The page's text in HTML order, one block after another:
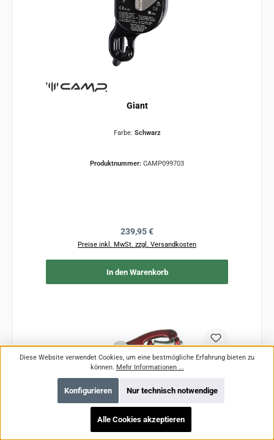
Giant
Farbe: Schwarz
Produktnummer: CAMP099703
Regulärer Preis:
239,95 €
Preise inkl. MwSt. zzgl. Versandkosten
In den Warenkorb
Diese Website verwendet Cookies, um eine bestmögliche Erfahrung bieten zu
können. Mehr Informationen ...
Nur technisch notwendige
Konfigurieren
Alle Cookies akzeptieren